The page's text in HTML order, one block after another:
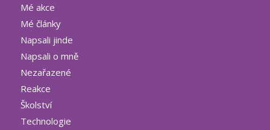
Mé akce
Mé články
Napsali jinde
Napsali o mně
Nezařazené
Reakce
Školství
Technologie